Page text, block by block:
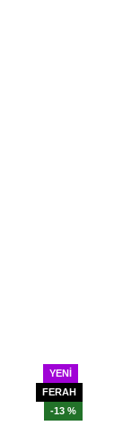
YENI
FERAH
-13 %